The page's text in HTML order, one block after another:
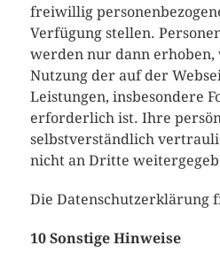
freiwillig
Verfügung stellen.
werden nur dann erhoben,
Nutzung der auf der
Leistungen, insbesondere
erforderlich ist. Ihre
selbstverständlich
nicht an Dritte
Die Datenschutzerklärung
10 Sonstige Hinweise